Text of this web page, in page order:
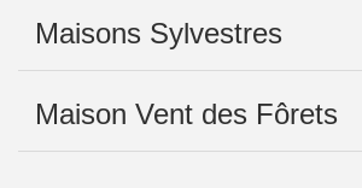
Maisons Sylvestres
Maison Vent des Fôrets